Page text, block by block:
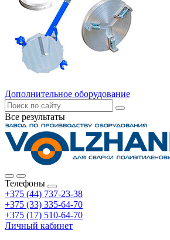
Дополнительное оборудование
Все результаты
Телефоны
+375 (44) 737-23-38
+375 (33) 335-64-70
+375 (17) 510-64-70
Личный кабинет